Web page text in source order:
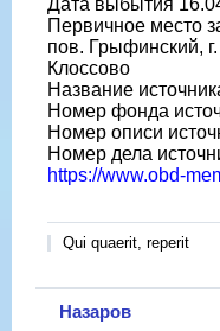
Дата выбытия
Первичное место
пов. Грыфинский,
Клоссово
Название
Номер фонда
Номер описи
Номер дела
https://www.obd-
Qui quaerit, reperit
Назаров